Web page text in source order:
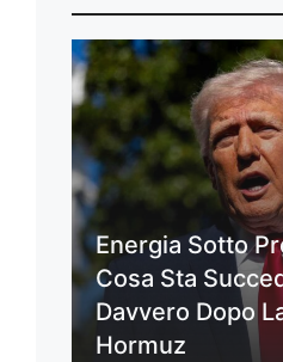
Energia Sotto
Cosa Sta
Davvero Dopo
Hormuz